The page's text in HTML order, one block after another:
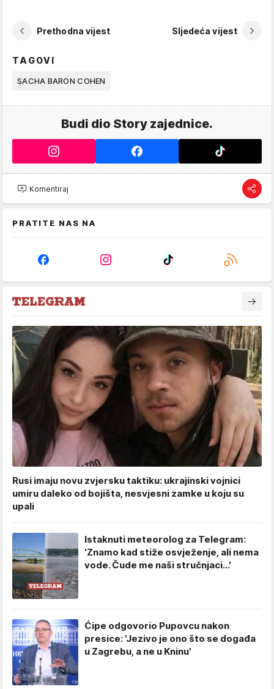
Prethodna vijest Sljedeća vijest
TAGOVI
SACHA BARON COHEN
Budi dio Story zajednice.
Komentiraj
PRATITE NAS NA
Rusi imaju novu zvjersku taktiku: ukrajinski vojnici
umiru daleko od bojišta, nesvjesni zamke u koju su
upali
Istaknuti meteorolog za Telegram:
'Znamo kad stiže osvježenje, ali nema
vode. Čude me naši stručnjaci...'
Ćipe odgovorio Pupovcu nakon
presice: 'Jezivo je ono što se događa
u Zagrebu, a ne u Kninu'